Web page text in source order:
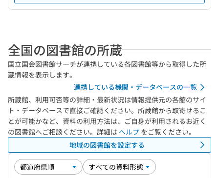
全国の図書館の所蔵
国立国会図書館サーチが連携している各図書館等から取得した所
蔵情報を表示します。
連携している機関・データベースの一覧
所蔵館、利用可否等の詳細・最新状況は情報提供元の各館のサイ
ト・データベースで直接ご確認ください。所蔵館から取寄せるこ
とが可能かなど、資料の利用方法は、ご自身が利用されるお近く
の図書館へご相談ください。詳細は ヘルプ をご覧ください。
地域の図書館を設定する